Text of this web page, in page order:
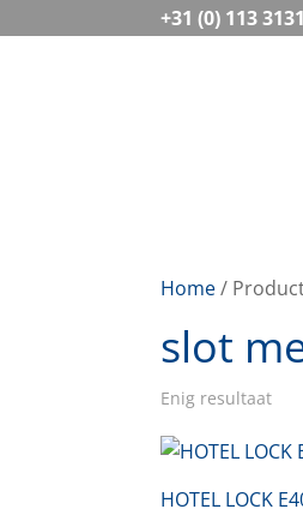
+31 (0) 113
Home/
slot
Enig resultaat
HOTEL LOCK